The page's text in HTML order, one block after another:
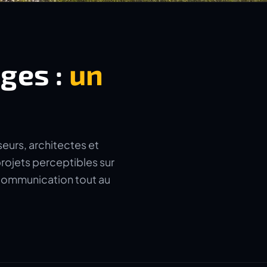
: un
architectes et
perceptibles sur
tout au